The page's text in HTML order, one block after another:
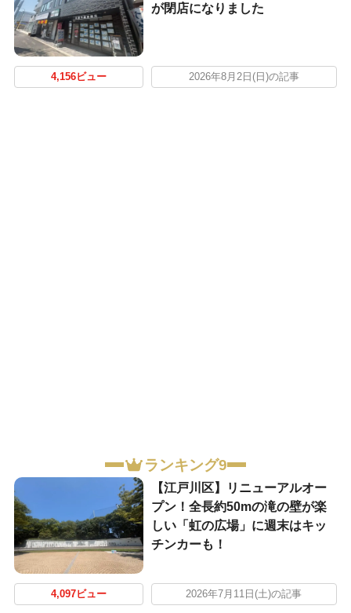
が閉店になりました
4,156ビュー 2026年8月2日(日)の記事
ランキング9
【江戸川区】リニューアルオー
プン！全長約50mの滝の壁が楽
しい「虹の広場」に週末はキッ
チンカーも！
4,097ビュー 2026年7月11日(土)の記事